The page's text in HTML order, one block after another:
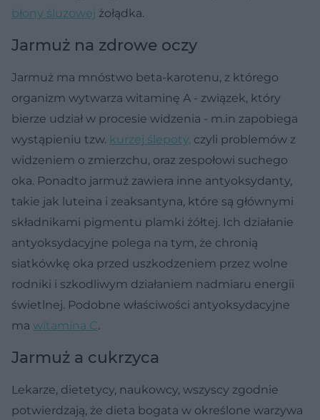
błony śluzowej żołądka.
Jarmuż na zdrowe oczy
Jarmuż ma mnóstwo beta-karotenu, z którego
organizm wytwarza witaminę A - związek, który
bierze udział w procesie widzenia - m.in zapobiega
wystąpieniu tzw. kurzej ślepoty, czyli problemów z
widzeniem o zmierzchu, oraz zespołowi suchego
oka. Ponadto jarmuż zawiera inne antyoksydanty,
takie jak luteina i zeaksantyna, które są głównymi
składnikami pigmentu plamki żółtej. Ich działanie
antyoksydacyjne polega na tym, że chronią
siatkówkę oka przed uszkodzeniem przez wolne
rodniki i szkodliwym działaniem nadmiaru energii
świetlnej. Podobne właściwości antyoksydacyjne
ma witamina C.
Jarmuż a cukrzyca
Lekarze, dietetycy, naukowcy, wszyscy zgodnie
potwierdzają, że dieta bogata w określone warzywa